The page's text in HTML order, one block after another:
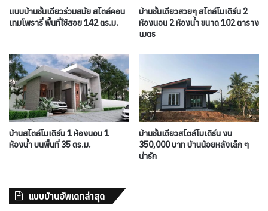
แบบบ้านชั้นเดียวร่วมสมัย สไตล์คอน
เทมโพรารี่ พื้นที่ใช้สอย 142 ตร.ม.
บ้านชั้นเดียวสวยๆ สไตล์โมเดิร์น 2
ห้องนอน 2 ห้องน้ำ ขนาด 102 ตาราง
เมตร
บ้านสไตล์โมเดิร์น 1 ห้องนอน 1
ห้องน้ำ บนพื้นที่ 35 ตร.ม.
บ้านชั้นเดียวสไตล์โมเดิร์น งบ
350,000 บาท บ้านน้อยหลังเล็ก ๆ
น่ารัก
แบบบ้านอัพเดทล่าสุด